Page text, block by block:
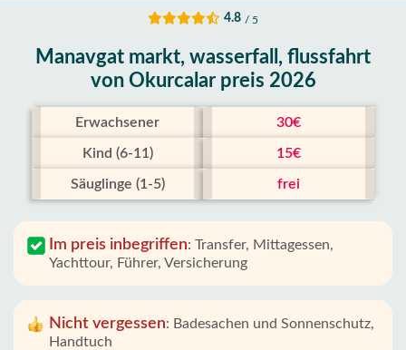
4.8 / 5
Manavgat markt, wasserfall, flussfahrt
von Okurcalar preis 2026
Erwachsener 30€
Kind (6-11) 15€
Säuglinge (1-5) frei
Im preis inbegriffen: Transfer, Mittagessen,
Yachttour, Führer, Versicherung
Nicht vergessen: Badesachen und Sonnenschutz,
Handtuch